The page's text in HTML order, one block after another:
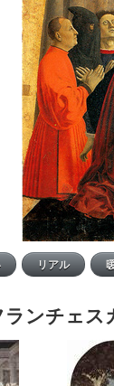
ランチェス